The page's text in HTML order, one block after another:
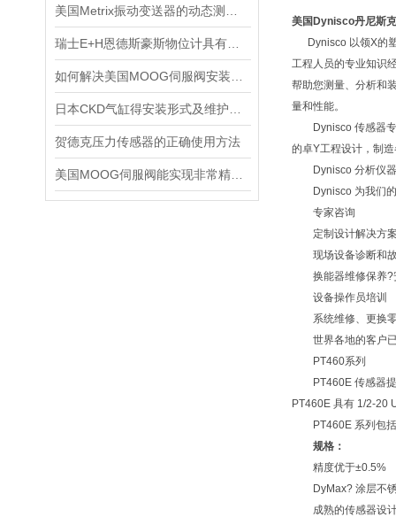
贺德克压力传感器的正确使用方法
美国Dynisco丹尼斯
Dynisco 以领X的塑
工程人员的专业知识
帮助您测量、分析和
量和性能。
Dynisco 传感器专
的卓Y工程设计，制
Dynisco 分析仪器
Dynisco 为我们的
专家咨询
定制设计解决方
现场设备诊断和
换能器维修保养?
设备操作员培训
系统维修、更换零
世界各地的客户已
PT460系列
PT460E 传感器提
PT460E 具有 1/2-20
PT460E 系列包括
规格：
精度优于±0.5%
DyMax? 涂层不锈
成熟的传感器设